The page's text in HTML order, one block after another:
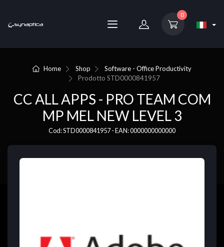
0
Home Shop
Software - Office Productivity
ProdottoSTD0000841957
CC ALL APPS - PRO TEAM COM
MP MEL NEW LEVEL 3
Cod: STD0000841957 - EAN: 0000000000000